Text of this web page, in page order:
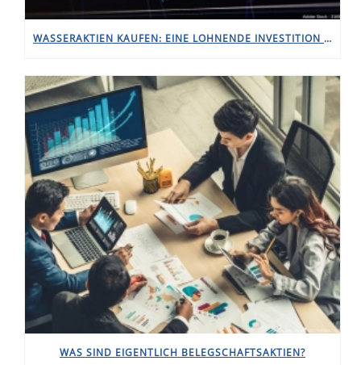
WASSERAKTIEN KAUFEN: EINE LOHNENDE INVESTITION FÜR UMWELTBEWUSSTE ANLEGER
WAS SIND EIGENTLICH BELEGSCHAFTSAKTIEN?